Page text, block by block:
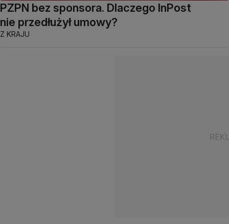
PZPN bez sponsora. Dlaczego InPost
nie przedłużył umowy?
Z KRAJU